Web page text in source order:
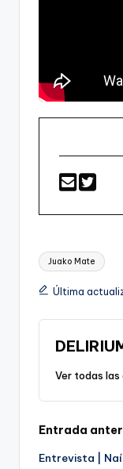
Etiquetas:
Juako Mate
Última
Ver todas las
Entrada
Entrevista |